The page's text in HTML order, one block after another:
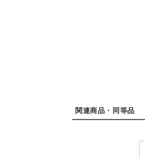
関連商品・同等品